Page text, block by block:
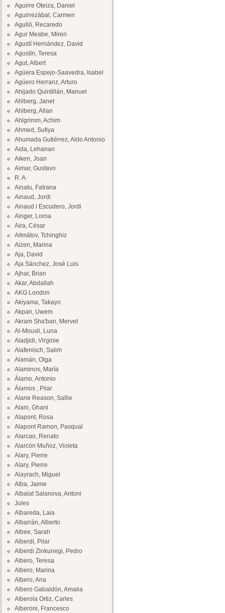
Aguirre Oteiza, Daniel
Aguirrezábal, Carmen
Agulló, Recaredo
Agur Meabe, Miren
Agustí Hernández, David
Agustín, Teresa
Agut, Albert
Agüera Espejo-Saavedra, Isabel
Agüero Herranz, Arturo
Ahijado Quintillán, Manuel
Ahlberg, Janet
Ahlberg, Allan
Ahlgrimm, Achim
Ahmed, Sufiya
Ahumada Gutiérrez, Aldo Antonio
Aida, Lehanan
Aiken, Joan
Aimar, Gustavo
R. A.
Ainatu, Fatrana
Ainaud, Jordi
Ainaud i Escudero, Jordi
Ainger, Lorna
Aira, César
Aitmátov, Tchinghiz
Aizen, Marina
Aja, David
Aja Sánchez, José Luis
Ajhar, Brian
Akar, Abdallah
AKG London
Akiyama, Takayo
Akpan, Uwem
Akram Sha'ban, Mervet
Al-Mousli, Luna
Aladjidi, Virginie
Alafenisch, Salim
Alamán, Olga
Alaminos, María
Álamo, Antonio
Álamos , Pilar
Alane Reason, Sallie
Alani, Ghani
Alapont, Rosa
Alapont Ramon, Pasqual
Alarcao, Renato
Alarcón Muñoz, Violeta
Alary, Pierre
Alary, Pierre
Alayrach, Miguel
Alba, Jaime
Albalat Salanova, Antoni
Joles
Albareda, Laia
Albarrán, Alberto
Albee, Sarah
Alberdi, Pilar
Alberdi Zinkunegi, Pedro
Albero, Teresa
Albero, Marina
Albero, Ana
Albero Gabaldón, Amalia
Alberola Ortiz, Carles
Alberoni, Francesco